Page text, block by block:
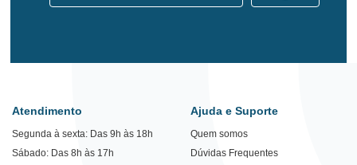
Atendimento
Segunda à sexta: Das 9h às 18h
Sábado: Das 8h às 17h
Ajuda e Suporte
Quem somos
Dúvidas Frequentes